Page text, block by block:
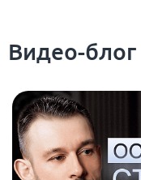
Видео-блог